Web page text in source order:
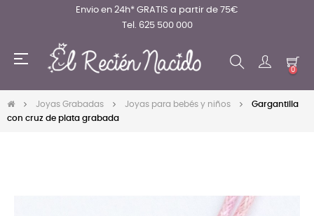
Envio en 24h* GRATIS a partir de 75€
Tel. 625 500 000
Navegación
☰
0
Joyas Grabadas Joyas para bebés y niños
Gargantilla
con cruz de plata grabada